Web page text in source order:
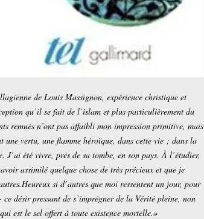
de Louis Massignon, expérience christique et
qu’il se fait de l’islam et plus particulièrement du
remués n’ont pas affaibli mon impression primitive, mais
vertu, une flamme héroïque, dans cette vie ; dans la
été vivre, près de sa tombe, en son pays. À l’étudier,
assimilé quelque chose de très précieux et que je
si d’autres que moi ressentent un jour, pour
désir pressant de s’imprégner de la Vérité pleine, non
est le sel offert à toute existence mortelle.»